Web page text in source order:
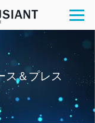
ス＆プレス